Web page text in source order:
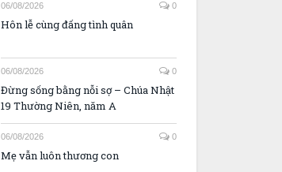
06/08/2026 0
Hôn lễ cùng đấng tình quân
06/08/2026 0
Đừng sống bằng nỗi sợ – Chúa Nhật
19 Thường Niên, năm A
06/08/2026 0
Mẹ vẫn luôn thương con